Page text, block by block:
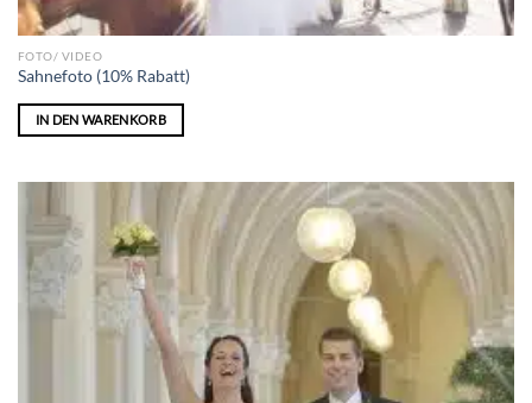
FOTO/ VIDEO
Sahnefoto (10% Rabatt)
IN DEN WARENKORB